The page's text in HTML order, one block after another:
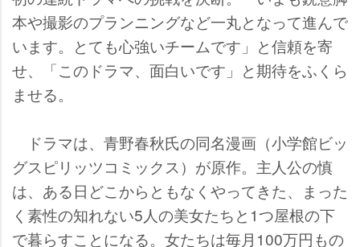
本や撮影のプランニングなど一丸となって進んで
います。とても心強いチームです」と信頼を寄
せ、「このドラマ、面白いです」と期待をふくら
ませる。
ドラマは、青野春秋氏の同名漫画（小学館ビッ
グスピリッツコミックス）が原作。主人公の慎
は、ある日どこからともなくやってきた、まった
く素性の知れない5人の美女たちと1つ屋根の下
で暮らすことになる。女たちは毎月100万円もの